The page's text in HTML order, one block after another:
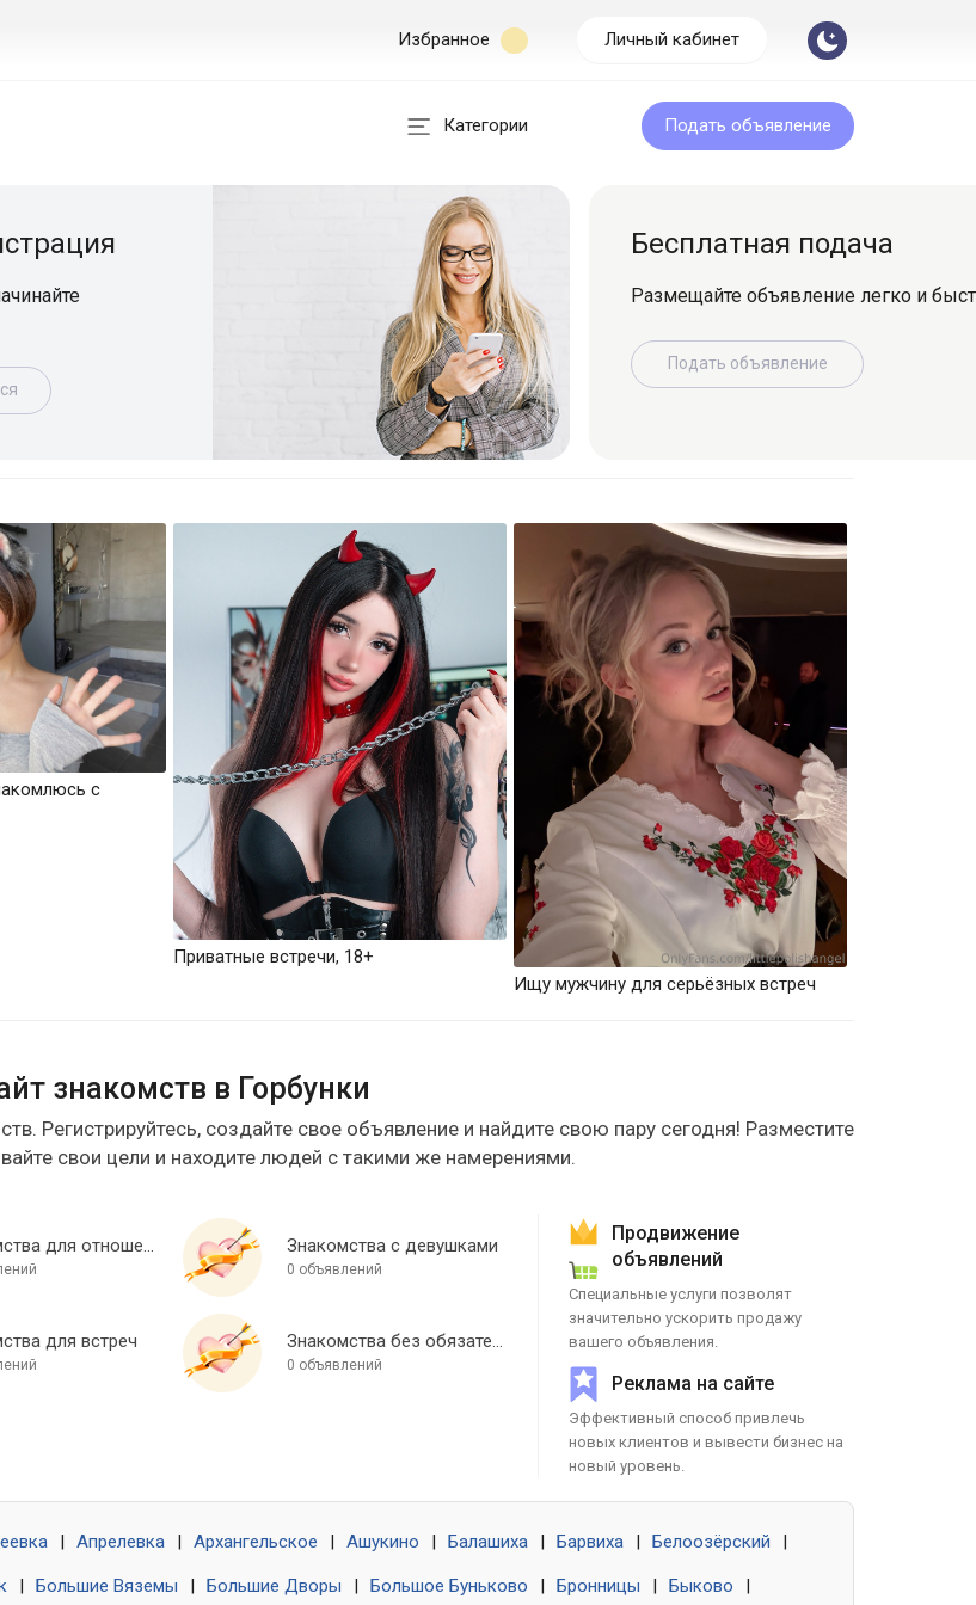
Избранное Личный кабинет
Категории Подать объявление
Бесплатная подача
Размещайте объявление легко и
Подать объявление
с
Приватные встречи, 18+
Ищу мужчину для серьёзных встреч
знакомств в Горбунки
Регистрируйтесь, создайте свое объявление и найдите свою пару сегодня! Разместите
свои цели и находите людей с такими же намерениями.
Знакомства для отношений Знакомства с девушками
0 объявлений
для встреч Знакомства без обязательств
0 объявлений
Продвижение
объявлений
Специальные услуги позволят
значительно ускорить продажу
вашего объявления.
Реклама на сайте
Эффективный способ привлечь
новых клиентов и вывести бизнес на
новый уровень.
Апрелевка Архангельское Ашукино Балашиха Барвиха Белоозёрский
Большие Вяземы Большие Дворы Большое Буньково Бронницы Быково